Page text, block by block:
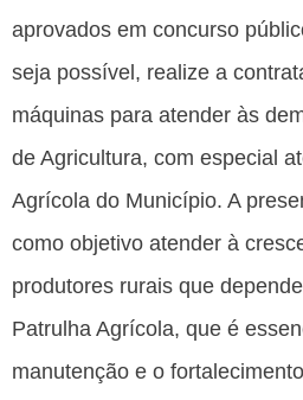
aprovados em concurso
seja possível, realize a
máquinas para atender às
de Agricultura, com especial
Agrícola do Município. A
como objetivo atender à
produtores rurais que
Patrulha Agrícola, que é
manutenção e o